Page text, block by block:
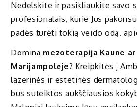
Nedelskite ir pasikliaukite savo
profesionalais, kurie Jus
padės turėti tokią veido odą,
Domina mezoterapija Kaune
Marijampolėje? Kreipkitės į
lazerinės ir estetinės
bus suteiktos aukščiausios